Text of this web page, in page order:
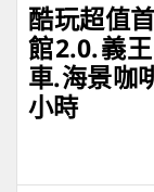
酷玩超值
館2.0.義
車.海景咖
小時